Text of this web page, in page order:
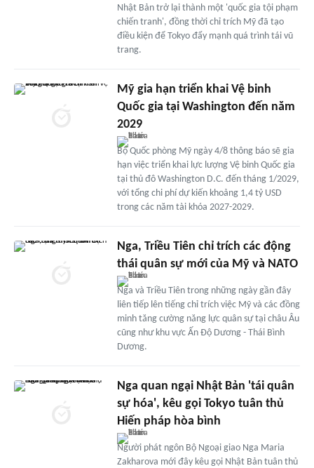
Nhật Bản trở lại thành một 'quốc gia tội phạm
chiến tranh', đồng thời chỉ trích Mỹ đã tạo
điều kiện để Tokyo đẩy mạnh quá trình tái vũ
trang.
Mỹ gia hạn triển khai Vệ binh
Quốc gia tại Washington đến năm
2029
Bộ Quốc phòng Mỹ ngày 4/8 thông báo sẽ gia
hạn việc triển khai lực lượng Vệ binh Quốc gia
tại thủ đô Washington D.C. đến tháng 1/2029,
với tổng chi phí dự kiến khoảng 1,4 tỷ USD
trong các năm tài khóa 2027-2029.
Nga, Triều Tiên chỉ trích các động
thái quân sự mới của Mỹ và NATO
Nga và Triều Tiên trong những ngày gần đây
liên tiếp lên tiếng chỉ trích việc Mỹ và các đồng
minh tăng cường năng lực quân sự tại châu Âu
cũng như khu vực Ấn Độ Dương - Thái Bình
Dương.
Nga quan ngại Nhật Bản 'tái quân
sự hóa', kêu gọi Tokyo tuân thủ
Hiến pháp hòa bình
Người phát ngôn Bộ Ngoại giao Nga Maria
Zakharova mới đây kêu gọi Nhật Bản tuân thủ